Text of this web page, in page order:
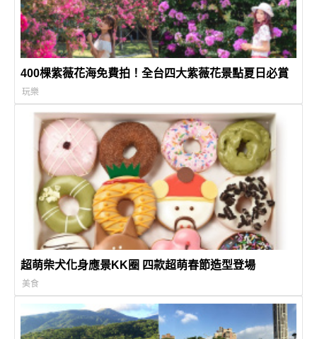
400棵紫薇花海免費拍！全台四大紫薇花景點夏日必賞
玩樂
超萌柴犬化身應景KK圈 四款超萌春節造型登場
美食